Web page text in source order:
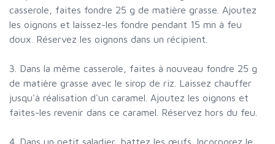
casserole, faites fondre 25 g de matière grasse. Ajoutez
les oignons et laissez-les fondre pendant 15 mn à feu
doux. Réservez les oignons dans un récipient.
3. Dans la même casserole, faites à nouveau fondre 25 g
de matière grasse avec le sirop de riz. Laissez chauffer
jusqu'à réalisation d'un caramel. Ajoutez les oignons et
faites-les revenir dans ce caramel. Réservez hors du feu.
4. Dans un petit saladier, battez les œufs. Incorporez le